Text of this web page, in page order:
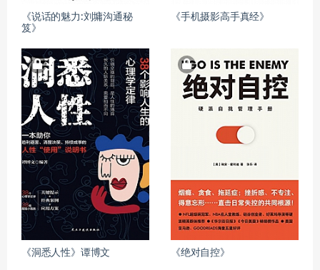
《说话的魅力:刘墉沟通秘
笈》
《手机摄影高手真经》
《洞悉人性》谭博文 《绝对自控》